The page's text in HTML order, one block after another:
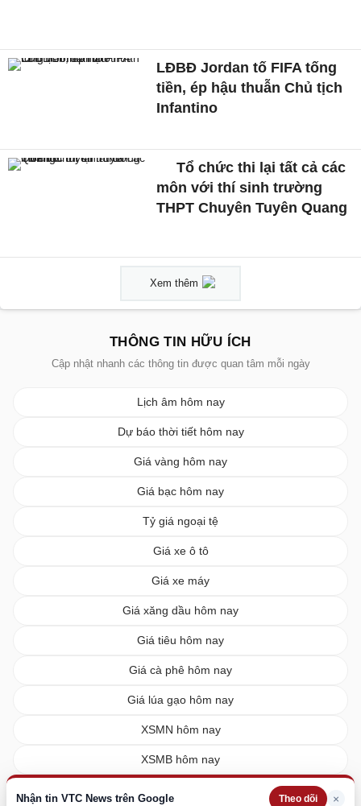
Nhận tin VTC News trên Google Theo dõi ×
LĐBĐ Jordan tố FIFA tống
tiền, ép hậu thuẫn Chủ tịch
Infantino
Tổ chức thi lại tất cả các
môn với thí sinh trường
THPT Chuyên Tuyên Quang
Xem thêm
THÔNG TIN HỮU ÍCH
Cập nhật nhanh các thông tin được quan tâm mỗi ngày
Lịch âm hôm nay
Dự báo thời tiết hôm nay
Giá vàng hôm nay
Giá bạc hôm nay
Tỷ giá ngoại tệ
Giá xe ô tô
Giá xe máy
Giá xăng dầu hôm nay
Giá tiêu hôm nay
Giá cà phê hôm nay
Giá lúa gạo hôm nay
XSMN hôm nay
XSMB hôm nay